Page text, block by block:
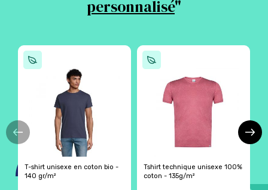
personnalisé"
T-shirt unisexe en coton bio -
140 gr/m²
Tshirt technique unisexe 100%
coton - 135g/m²